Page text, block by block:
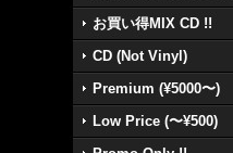
お買い得MIX CD !!
CD (Not Vinyl)
Premium (¥5000〜)
Low Price (〜¥500)